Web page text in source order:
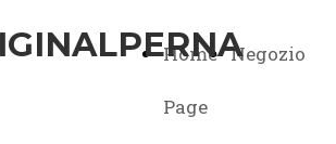
Home
Page
Negozio